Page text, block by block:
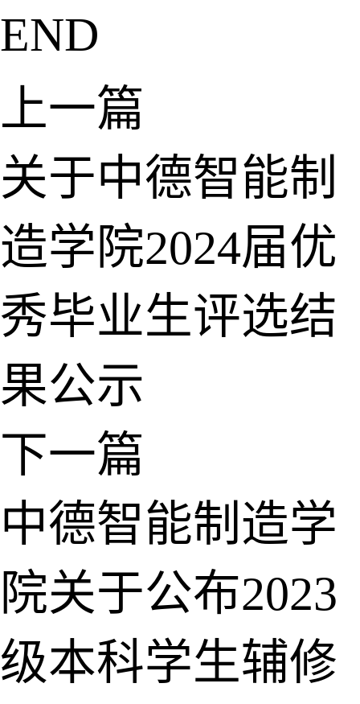
END
上一篇
关于中德智能制
造学院2024届优
秀毕业生评选结
果公示
下一篇
中德智能制造学
院关于公布2023
级本科学生辅修